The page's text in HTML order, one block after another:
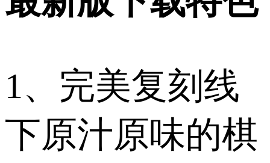
1、完美复刻线
下原汁原味的棋